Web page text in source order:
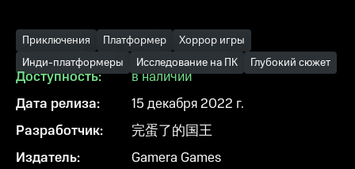
Приключения Платформер
Хоррор игры
Инди-платформеры
Исследование на ПК Глубокий сюжет
Доступность:
в наличии
Дата релиза:
15 декабря 2022 г.
Разработчик:
完蛋了的国王
Издатель:
Gamera Games